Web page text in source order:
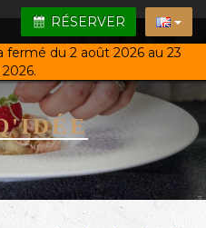
RÉSERVER
du 2 août 2026 au 23